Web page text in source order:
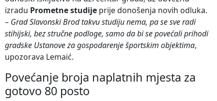
izradu Prometne studije prije donošenja novih odluka.
– Grad Slavonski Brod takvu studiju nema, pa se sve radi
stihijski, bez stručne podloge, samo da bi se povećali prihodi
gradske Ustanove za gospodarenje športskim objektima,
upozorava Lemaić.
Povećanje broja naplatnih mjesta za
gotovo 80 posto